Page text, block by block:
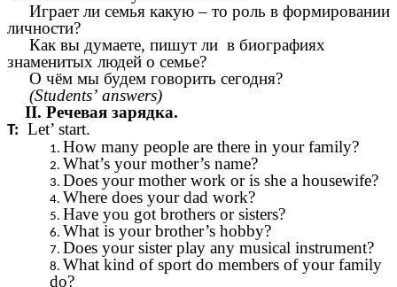
Играет ли семья какую – то роль в формировании
личности?
Как вы думаете, пишут ли в биографиях
знаменитых людей о семье?
О чём мы будем говорить сегодня?
(Students’ answers)
II. Речевая зарядка.
T: Let’ start.
How many people are there in your family?
What’s your mother’s name?
Does your mother work or is she a housewife?
Where does your dad work?
Have you got brothers or sisters?
What is your brother’s hobby?
Does your sister play any musical instrument?
What kind of sport do members of your family
do?